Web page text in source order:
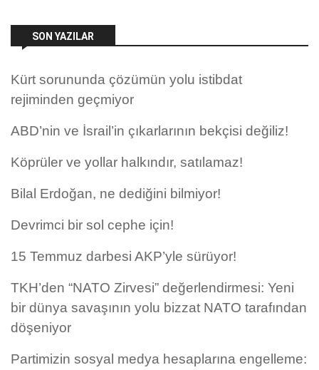
SON YAZILAR
Kürt sorununda çözümün yolu istibdat
rejiminden geçmiyor
ABD’nin ve İsrail’in çıkarlarının bekçisi değiliz!
Köprüler ve yollar halkındır, satılamaz!
Bilal Erdoğan, ne dediğini bilmiyor!
Devrimci bir sol cephe için!
15 Temmuz darbesi AKP’yle sürüyor!
TKH’den “NATO Zirvesi” değerlendirmesi: Yeni
bir dünya savaşının yolu bizzat NATO tarafından
döşeniyor
Partimizin sosyal medya hesaplarına engelleme: